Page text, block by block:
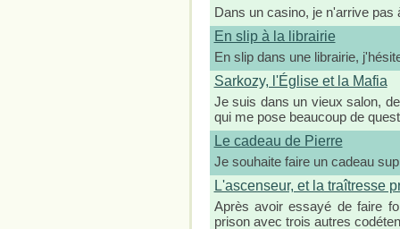
Dans un casino, je n'arrive pas
En slip à la librairie
En slip dans une librairie,
Sarkozy, l'Église et la Mafia
Je suis dans un vieux salon,
qui me pose beaucoup de
Le cadeau de Pierre
Je souhaite faire un cadeau
L'ascenseur, et la traîtresse
Après avoir essayé de faire
prison avec trois autres